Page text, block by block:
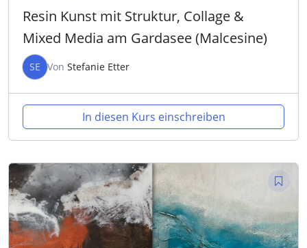
Resin Kunst mit Struktur, Collage &
Mixed Media am Gardasee (Malcesine)
SE Von Stefanie Etter
In diesen Kurs einschreiben